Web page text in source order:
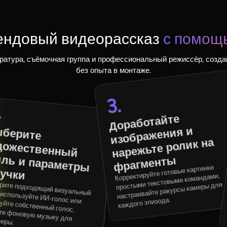
видеорассказ с
съёмочная группа и профессиональный режиссёр,
без опыта в монтаже.
и параметры
добавьте фоновую музыку для атмосферы.
3.
Доработайте
изображения и
нарежьте ролик на
фрагмент
ы
Корректируйте готовые картинки
простыми текстовыми командами,
настраивайте ракурсы камеры для
каждого эпизода.